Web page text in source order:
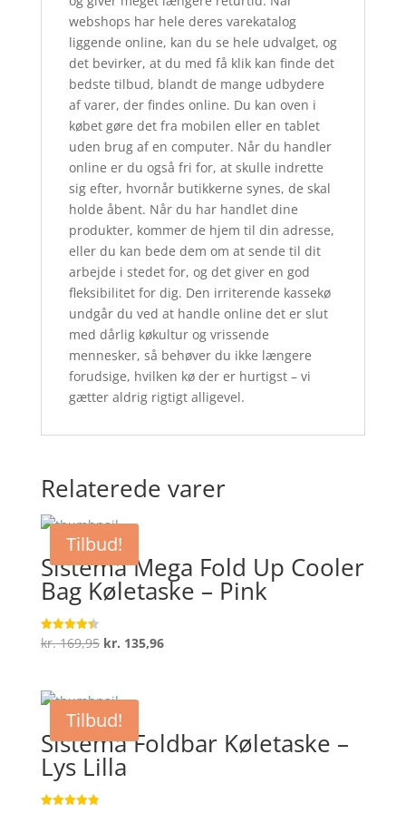
webshops har hele deres varekatalog
liggende online, kan du se hele udvalget, og
det bevirker, at du med få klik kan finde det
bedste tilbud, blandt de mange udbydere
af varer, der findes online. Du kan oven i
købet gøre det fra mobilen eller en tablet
uden brug af en computer. Når du handler
online er du også fri for, at skulle indrette
sig efter, hvornår butikkerne synes, de skal
holde åbent. Når du har handlet dine
produkter, kommer de hjem til din adresse,
eller du kan bede dem om at sende til dit
arbejde i stedet for, og det giver en god
fleksibilitet for dig. Den irriterende kassekø
undgår du ved at handle online det er slut
med dårlig køkultur og vrissende
mennesker, så behøver du ikke længere
forudsige, hvilken kø der er hurtigst – vi
gætter aldrig rigtigt alligevel.
Relaterede varer
Tilbud!
Sistema Mega Fold Up Cooler
Bag Køletaske – Pink
Vurderet
4.4
kr.169,95 Den
var:
kr. 169,95.
kr. 135,96Den
Tilbud!
Sistema Foldbar Køletaske –
Lys Lilla